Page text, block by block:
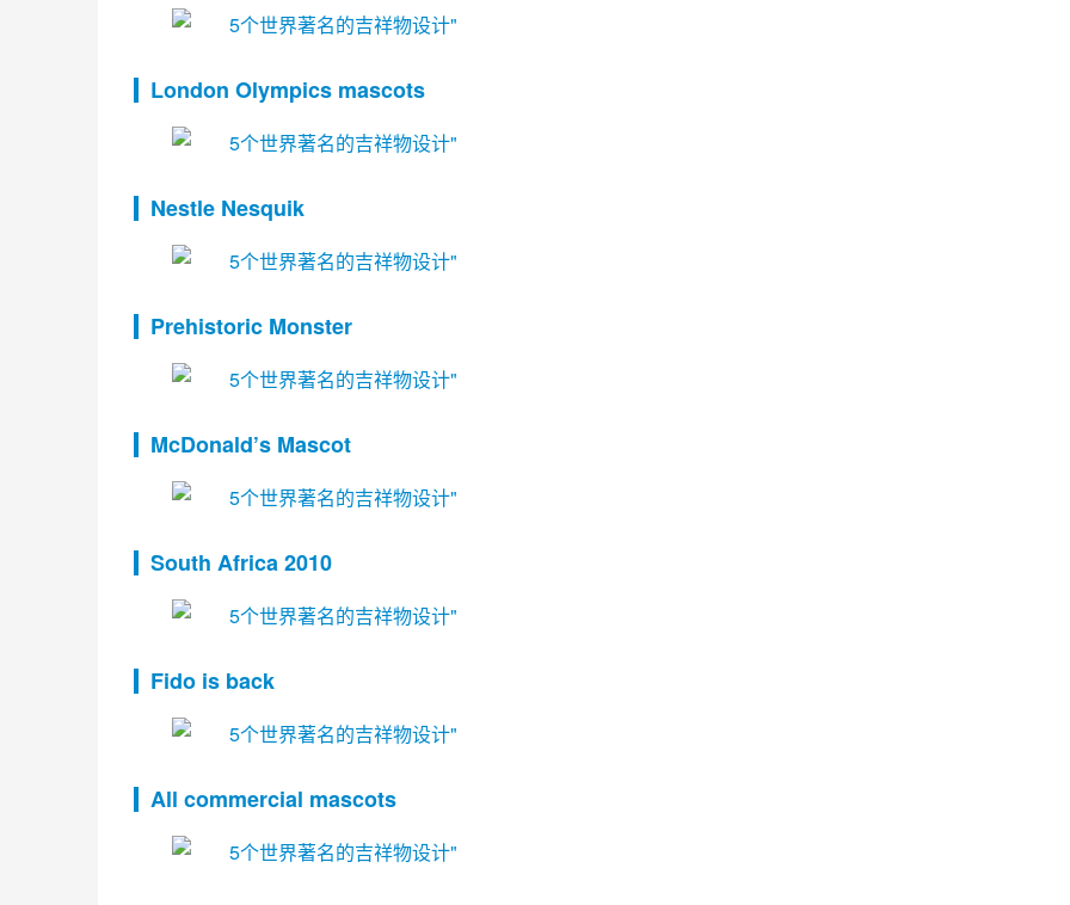
London Olympics mascots
Nestle Nesquik
Prehistoric Monster
McDonald’s Mascot
South Africa 2010
Fido is back
All commercial mascots